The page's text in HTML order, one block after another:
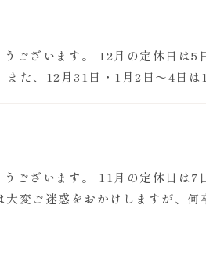
ございます。 12月の定休日は
た、12月31日・1月2日〜4日
ございます。 11月の定休日は
変ご迷惑をおかけしますが、